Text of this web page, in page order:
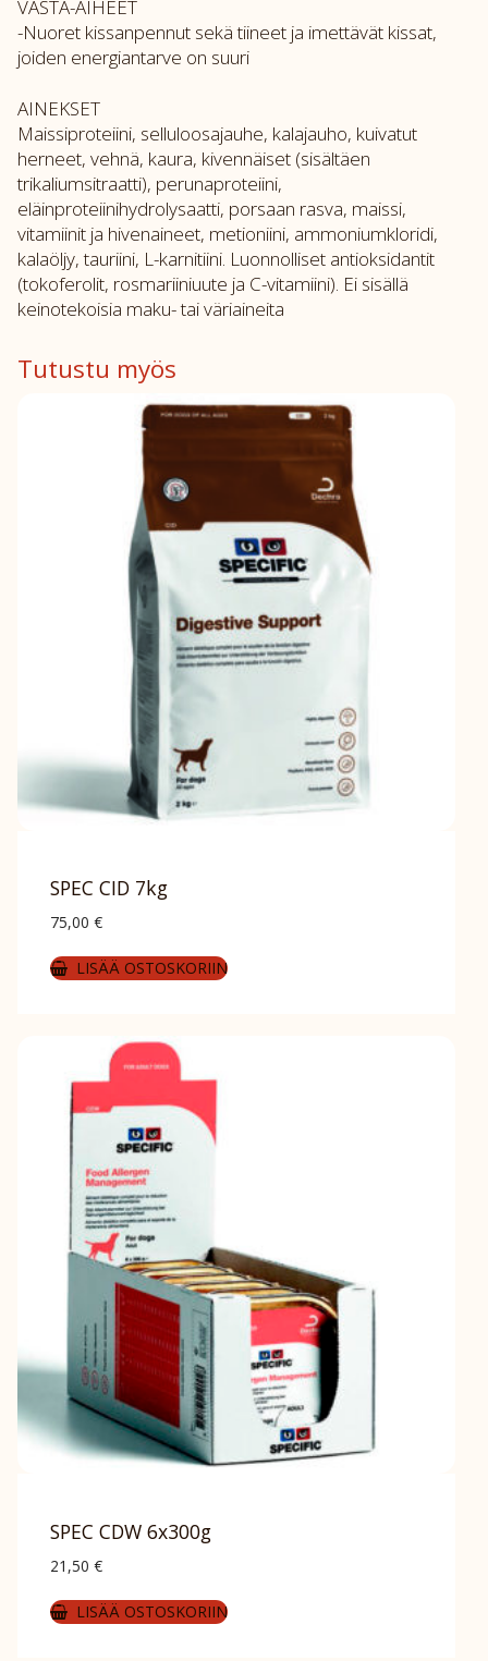
VASTA-AIHEET
-Nuoret kissanpennut sekä tiineet ja imettävät kissat,
joiden energiantarve on suuri
AINEKSET
Maissiproteiini, selluloosajauhe, kalajauho, kuivatut
herneet, vehnä, kaura, kivennäiset (sisältäen
trikaliumsitraatti), perunaproteiini,
eläinproteiinihydrolysaatti, porsaan rasva, maissi,
vitamiinit ja hivenaineet, metioniini, ammoniumkloridi,
kalaöljy, tauriini, L-karnitiini. Luonnolliset antioksidantit
(tokoferolit, rosmariiniuute ja C-vitamiini). Ei sisällä
keinotekoisia maku- tai väriaineita
Tutustu myös
SPEC CID 7kg
75,00 €
LISÄÄ OSTOSKORIIN
SPEC CDW 6x300g
21,50 €
LISÄÄ OSTOSKORIIN